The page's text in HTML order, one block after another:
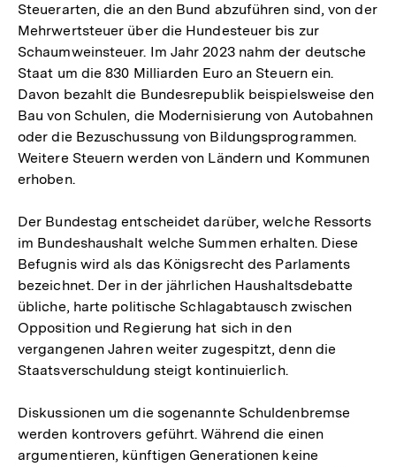
Steuerarten, die an den Bund abzuführen sind, von der
Mehrwertsteuer über die Hundesteuer bis zur
Schaumweinsteuer. Im Jahr 2023 nahm der deutsche
Staat um die 830 Milliarden Euro an Steuern ein.
Davon bezahlt die Bundesrepublik beispielsweise den
Bau von Schulen, die Modernisierung von Autobahnen
oder die Bezuschussung von Bildungsprogrammen.
Weitere Steuern werden von Ländern und Kommunen
erhoben.
Der Bundestag entscheidet darüber, welche Ressorts
im Bundeshaushalt welche Summen erhalten. Diese
Befugnis wird als das Königsrecht des Parlaments
bezeichnet. Der in der jährlichen Haushaltsdebatte
übliche, harte politische Schlagabtausch zwischen
Opposition und Regierung hat sich in den
vergangenen Jahren weiter zugespitzt, denn die
Staatsverschuldung steigt kontinuierlich.
Diskussionen um die sogenannte Schuldenbremse
werden kontrovers geführt. Während die einen
argumentieren, künftigen Generationen keine